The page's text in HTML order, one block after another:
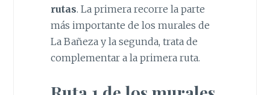
rutas. La primera recorre la parte
más importante de los murales de
La Bañeza y la segunda, trata de
complementar a la primera ruta.